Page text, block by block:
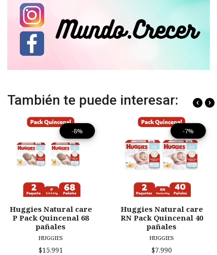
También te puede interesar:
-8%
Huggies Natural care
P Pack Quincenal 68
pañales
HUGGIES
$15.991
-7%
Huggies Natural care
RN Pack Quincenal 40
pañales
HUGGIES
$7.990
‹ ›